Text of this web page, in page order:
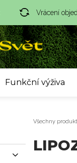
Vrácení
Funkční výživa
Všechny